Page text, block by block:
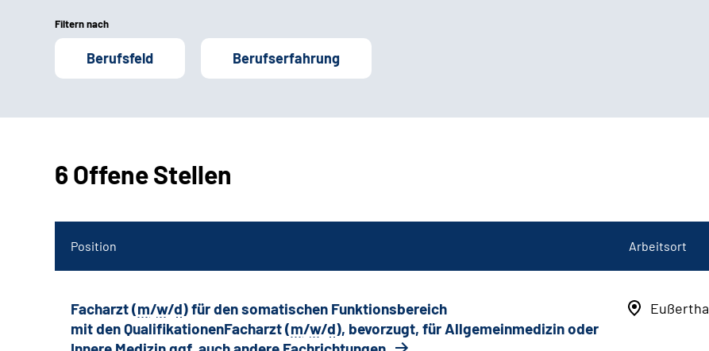
Filtern nach
Berufsfeld Berufserfahrung
6 Offene Stellen
Position Arbeitsort
Facharzt (m/w/d) für den somatischen Funktionsbereich
mit den QualifikationenFacharzt (m/w/d), bevorzugt, für Allgemeinmedizin oder